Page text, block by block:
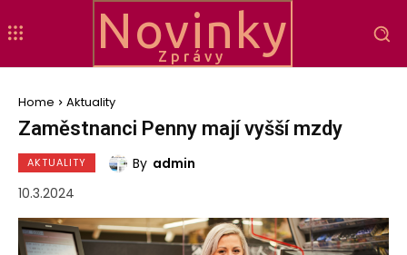
Novinky
Zprávy
Home Aktuality
Zaměstnanci Penny mají vyšší mzdy
AKTUALITY By admin
10.3.2024